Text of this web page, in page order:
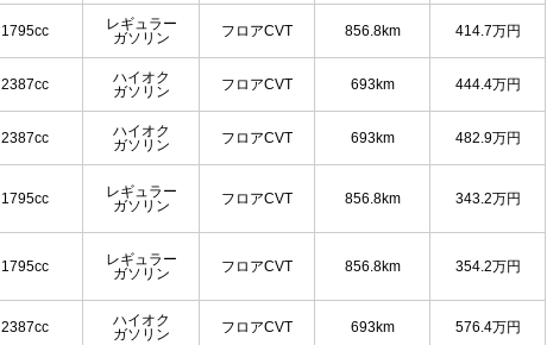
1795cc
レギュラー
ガソリン
フロアCVT 856.8km 414.7万円
2387cc
ハイオク
ガソリン
フロアCVT 693km 444.4万円
2387cc
ハイオク
ガソリン
フロアCVT 693km 482.9万円
1795cc
レギュラー
ガソリン
フロアCVT 856.8km 343.2万円
1795cc
レギュラー
ガソリン
フロアCVT 856.8km 354.2万円
2387cc
ハイオク
ガソリン
フロアCVT 693km 576.4万円